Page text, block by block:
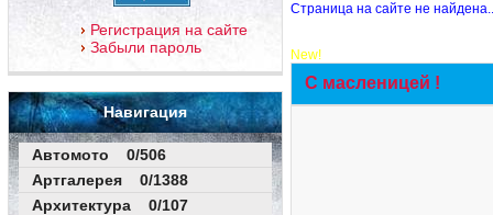
Регистрация на сайте
Забыли пароль
Навигация
Автомото 0/506
Артгалерея 0/1388
Архитектура 0/107
Страница на сайте не
New!
С масленицей !